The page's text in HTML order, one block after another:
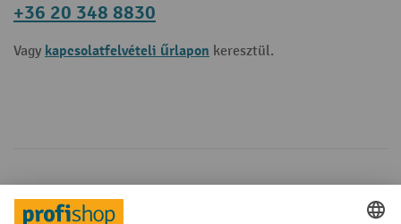
+36 20 348 8830
Vagy kapcsolatfelvételi űrlapon keresztül.
Fizetési lehetőségek